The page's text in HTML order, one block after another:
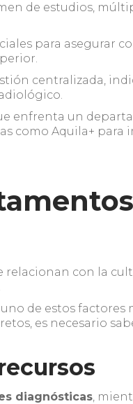
de estudios,
para asegurar
centralizada,
enfrenta un
como Aquila+ para
con la
de estos factores
es necesario
diagnósticas,